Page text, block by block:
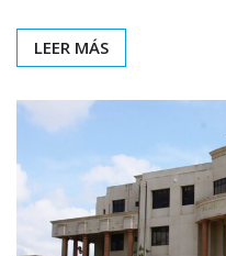
LEER MÁS